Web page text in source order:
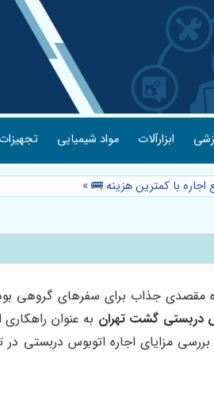
ابزارآلات مواد شیمیایی
با کمترین هزینه 🚌»
مقصدی جذاب برای سفرهای گروهی
دربستی گشت تهران به عنوان
مزایای اجاره اتوبوس دربستی